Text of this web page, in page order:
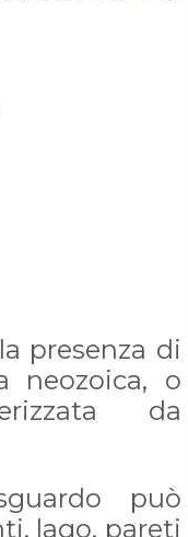
presenza di
neozoica, o
da
può
lago, pareti